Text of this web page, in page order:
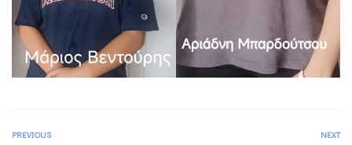
PREVIOUS NEXT